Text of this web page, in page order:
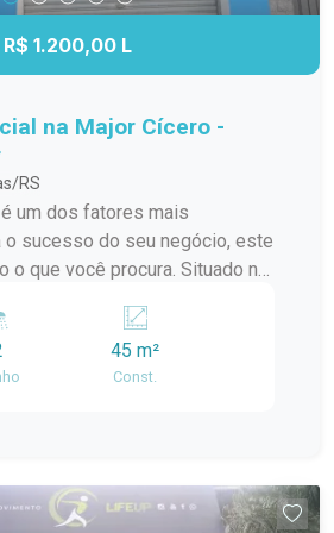
R$ 1.200,00 L
na Major Cícero -
RS
um dos fatores mais
o sucesso do seu negócio, este
você procura. Situado na
comercial está em uma
com intenso fluxo de
ao longo do dia,
imóvel oferece diversas
uso, sendo ideal para lojas,
45 m²
Const.